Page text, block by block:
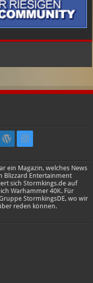
ein Magazin, welches News
Blizzard Entertainment
sich Stormkings.de auf
Warhammer 40K. Für
StormkingsDE, wo wir
reden können.